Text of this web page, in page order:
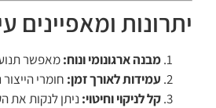
יתרונות ומאפיינים
מבנה ארגונומי ונוח:מאפשר
עמידות לאורך זמן: חומרי
קל לניקוי וחיטוי: ניתן לנקות את